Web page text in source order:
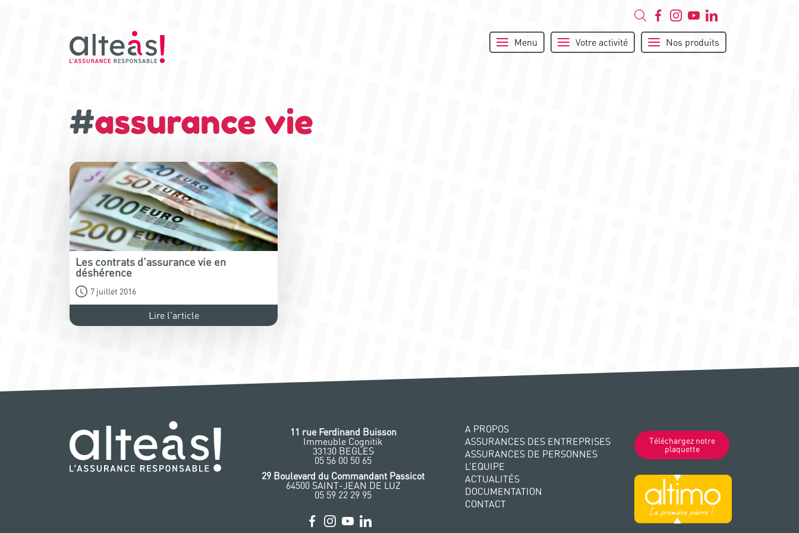
Menu Votre activité Nos produits
#assurance vie
Les contrats d’assurance vie en
déshérence
7 juillet 2016
Lire l'article
11 rue Ferdinand Buisson
Immeuble Cognitik
33130 BEGLES
‭05 56 00 50 65
‭29 Boulevard du Commandant Passicot
64500 SAINT-JEAN DE LUZ
05 59 22 29 95
A PROPOS
ASSURANCES DES ENTREPRISES
ASSURANCES DE PERSONNES
L’EQUIPE
ACTUALITÉS
DOCUMENTATION
CONTACT
Téléchargez notre
plaquette